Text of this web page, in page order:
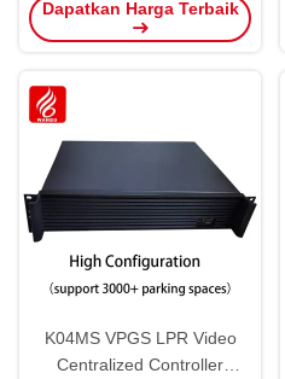
Ultrasonik Indoor
Dapatkan Harga Terbaik
K04MS VPGS LPR Video
Centralized Controller